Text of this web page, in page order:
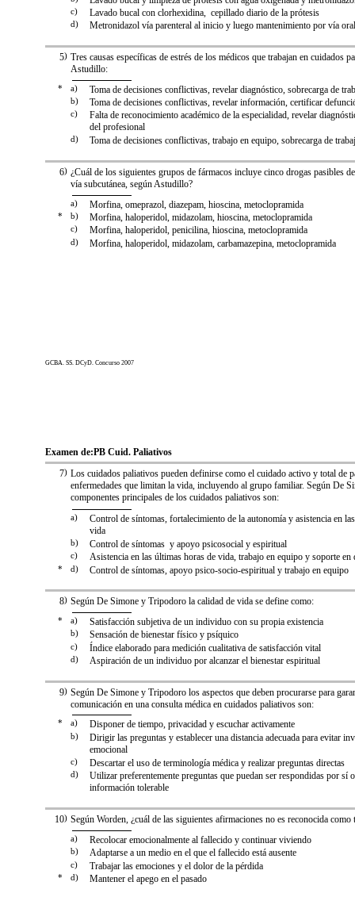
c) Lavado bucal con clorhexidina, cepillado diario de la prótesis
d) Metronidazol vía parenteral al inicio y luego mantenimiento por vía oral
)
5 Tres causas específicas de estrés de los médicos que trabajan en cuidados
Astudillo:
* a) Toma de decisiones conflictivas, revelar diagnóstico, sobrecarga de
b) Toma de decisiones conflictivas, revelar información, certificar
c)
Falta de reconocimiento académico de la especialidad, revelar
del profesional
d) Toma de decisiones conflictivas, trabajo en equipo, sobrecarga de
)
6 ¿Cuál de los siguientes grupos de fármacos incluye cinco drogas pasibles
vía subcutánea, según Astudillo?
a) Morfina, omeprazol, diazepam, hioscina, metoclopramida
* b) Morfina, haloperidol, midazolam, hioscina, metoclopramida
c) Morfina, haloperidol, penicilina, hioscina, metoclopramida
d) Morfina, haloperidol, midazolam, carbamazepina, metoclopramida
GCBA. SS. DCyD. Concurso 2007
Examen de:PB Cuid. Paliativos
)
7 Los cuidados paliativos pueden definirse como el cuidado activo y total de
enfermedades que limitan la vida, incluyendo al grupo familiar. Según De
componentes principales de los cuidados paliativos son:
a)
Control de síntomas, fortalecimiento de la autonomía y asistencia en
vida
b) Control de síntomas y apoyo psicosocial y espiritual
c) Asistencia en las últimas horas de vida, trabajo en equipo y soporte en
* d) Control de síntomas, apoyo psico-socio-espiritual y trabajo en equipo
)
8 Según De Simone y Tripodoro la calidad de vida se define como:
* a) Satisfacción subjetiva de un individuo con su propia existencia
b) Sensación de bienestar físico y psíquico
c) Índice elaborado para medición cualitativa de satisfacción vital
d) Aspiración de un individuo por alcanzar el bienestar espiritual
)
9 Según De Simone y Tripodoro los aspectos que deben procurarse para
comunicación en una consulta médica en cuidados paliativos son:
* a) Disponer de tiempo, privacidad y escuchar activamente
b)
Dirigir las preguntas y establecer una distancia adecuada para evitar
emocional
c) Descartar el uso de terminología médica y realizar preguntas directas
d)
Utilizar preferentemente preguntas que puedan ser respondidas por sí
información tolerable
)
10 Según Worden, ¿cuál de las siguientes afirmaciones no es reconocida como
a) Recolocar emocionalmente al fallecido y continuar viviendo
b) Adaptarse a un medio en el que el fallecido está ausente
c) Trabajar las emociones y el dolor de la pérdida
* d) Mantener el apego en el pasado